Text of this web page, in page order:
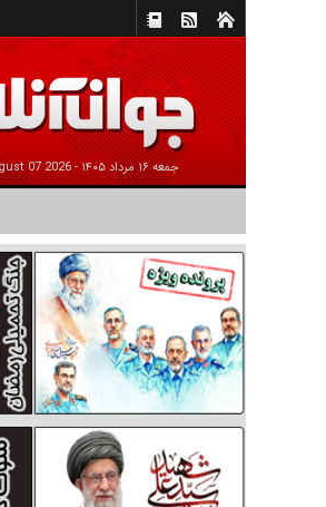
جمعه ۱۶ مرداد ۱۴۰۵ - 2026 August 07